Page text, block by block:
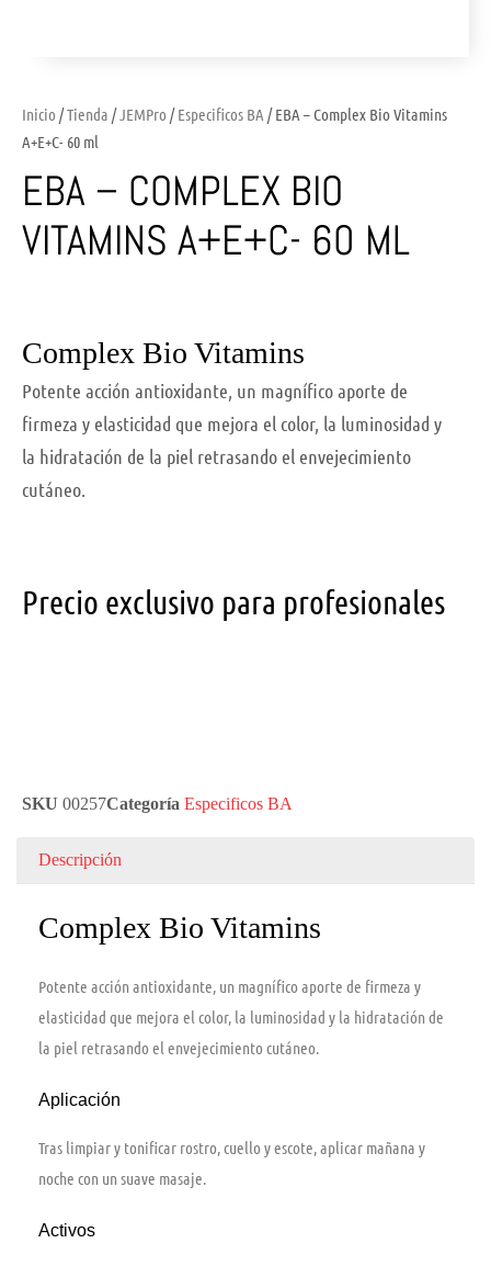
Inicio /Tienda /JEMPro /Especificos BA / EBA – Complex Bio Vitamins
A+E+C- 60 ml
EBA – COMPLEX BIO
VITAMINS A+E+C- 60 ML
Complex Bio Vitamins
Potente acción antioxidante, un magnífico aporte de
firmeza y elasticidad que mejora el color, la luminosidad y
la hidratación de la piel retrasando el envejecimiento
cutáneo.
Precio exclusivo para profesionales
SKU 00257Categoría Especificos BA
Descripción
Complex Bio Vitamins
Potente acción antioxidante, un magnífico aporte de firmeza y
elasticidad que mejora el color, la luminosidad y la hidratación de
la piel retrasando el envejecimiento cutáneo.
Aplicación
Tras limpiar y tonificar rostro, cuello y escote, aplicar mañana y
noche con un suave masaje.
Activos